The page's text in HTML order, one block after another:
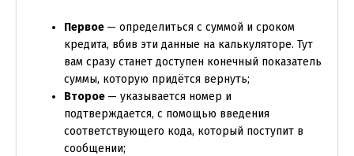
Первое — определиться с суммой и сроком
кредита, вбив эти данные на калькуляторе. Тут
вам сразу станет доступен конечный показатель
суммы, которую придётся вернуть;
Второе — указывается номер и
подтверждается, с помощью введения
соответствующего кода, который поступит в
сообщении;